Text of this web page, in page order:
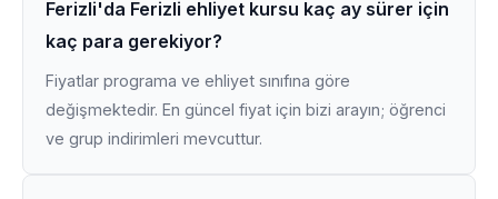
Ferizli'da Ferizli ehliyet kursu kaç ay sürer için
kaç para gerekiyor?
Fiyatlar programa ve ehliyet sınıfına göre
değişmektedir. En güncel fiyat için bizi arayın; öğrenci
ve grup indirimleri mevcuttur.